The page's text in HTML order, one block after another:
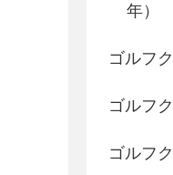
年）
ゴルフ
ゴルフ
ゴルフ